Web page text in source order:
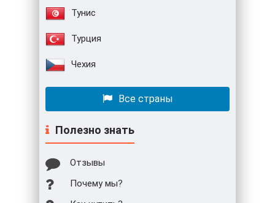
Тунис
Турция
Чехия
Все страны
Полезно знать
Отзывы
Почему мы?